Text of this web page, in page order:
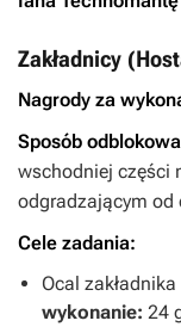
Zakładnicy
Nagrody za
Sposób
wschodniej części
odgradzającym od
Cele zadania:
Ocal
wykonanie: 24